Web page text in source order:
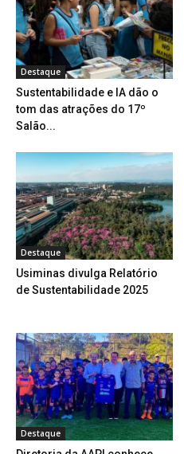
Destaque
Sustentabilidade e IA dão o
tom das atrações do 17º
Salão...
Destaque
Usiminas divulga Relatório
de Sustentabilidade 2025
Destaque